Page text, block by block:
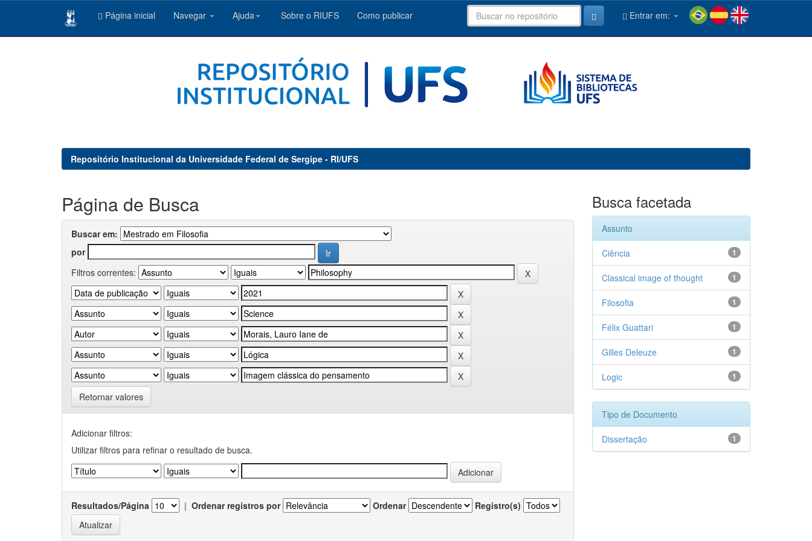
Página inicial Navegar Ajuda Sobre o RIUFS Como publicar Entrar em:
Repositório Institucional da Universidade Federal de Sergipe - RI/UFS
Página de Busca
Buscar em:
por
Filtros correntes:
Retornar valores
Adicionar filtros:
Utilizar filtros para refinar o resultado de busca.
Resultados/Página | Ordenar registros por Ordenar Registro(s)
Busca facetada
Assunto
1
Ciência
1
Classical image of thought
1
Filosofia
1
Félix Guattari
1
Gilles Deleuze
1
Logic
Tipo de Documento
1
Dissertação